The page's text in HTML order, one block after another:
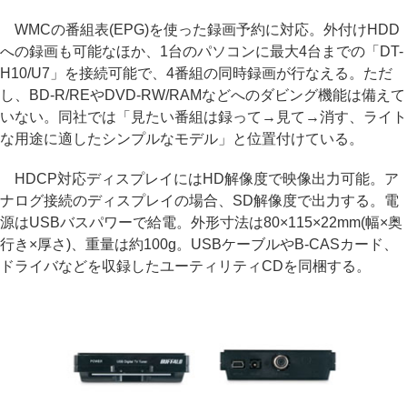
WMCの番組表(EPG)を使った録画予約に対応。外付けHDD
への録画も可能なほか、1台のパソコンに最大4台までの「DT-
H10/U7」を接続可能で、4番組の同時録画が行なえる。ただ
し、BD-R/REやDVD-RW/RAMなどへのダビング機能は備えて
いない。同社では「見たい番組は録って→見て→消す、ライト
な用途に適したシンプルなモデル」と位置付けている。
HDCP対応ディスプレイにはHD解像度で映像出力可能。ア
ナログ接続のディスプレイの場合、SD解像度で出力する。電
源はUSBバスパワーで給電。外形寸法は80×115×22mm(幅×奥
行き×厚さ)、重量は約100g。USBケーブルやB-CASカード、
ドライバなどを収録したユーティリティCDを同梱する。